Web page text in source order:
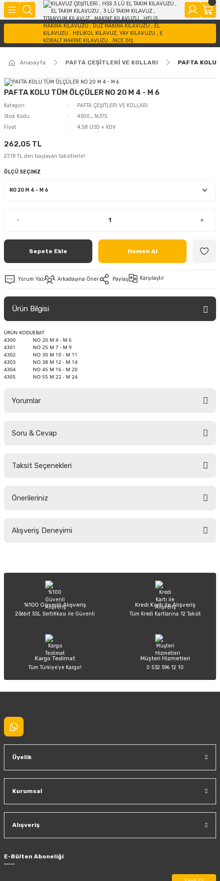
Anasayfa PAFTA ÇEŞİTLERİ VE KOLLARI PAFTA KOLU
PAFTA KOLU TÜM ÖLÇÜLER NO 20 M 4 - M 6
Kategori
PAFTA ÇEŞİTLERİ VE KOLLARI
Stok Kodu
4300_16375
Fiyat
4,58 USD + KDV
262,05 TL
27,18 TL den başlayan taksitlerle!
ÖLÇÜ SEÇİNİZ
- +
Sepete Ekle Hemen Al
Yorum Yaz Arkadaşına Öner Paylaş Karşılaştır
Ürün Bilgisi
ÜRÜN KODUEBAT
4300
NO 20 M 4 - M 6
4301
NO 25 M 7 - M 9
4302
NO 30 M 10 - M 11
4303
NO 38 M 12 - M 14
4304
NO 45 M 16 - M 20
4305
NO 55 M 22 - M 24
Yorumlar
Soru & Cevap
Taksit Seçenekleri
Önerileriniz
yetersiz gördüğünüz noktaları öneri formunu kullanarak tarafımıza
Ürün açıklamasında eksik bilgiler bulunuyor.
Ürün bilgilerinde hatalar bulunuyor.
Ürün fiyatı diğer sitelerden daha pahalı.
Alışveriş Deneyimi
Sitemize ilk yorumu siz yapın!
%100 Güvenli Alışveriş
256bit SSL Sertifikası ile Güvenli
Kredi Kartı ile Alışveriş
Tüm Kredi Kartlarına 12 Taksit
Kargo Teslimat
Tüm Türkiye’ye Kargo!
Müşteri Hizmetleri
0 532 596 12 10
Üyelik
Kurumsal
Alışveriş
E-Bülten Aboneliği